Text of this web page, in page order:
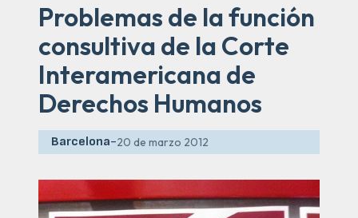
Problemas de la función
consultiva de la Corte
Interamericana de
Derechos Humanos
Barcelona-20 de marzo 2012